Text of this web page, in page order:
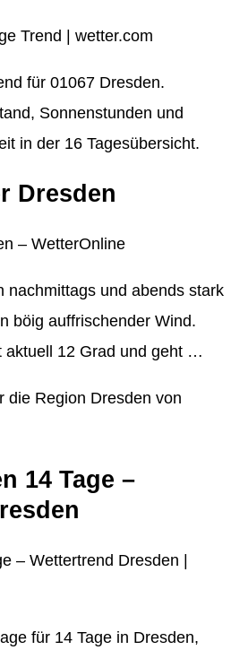
Trend | wetter.com
für 01067 Dresden.
Sonnenstunden und
in der 16 Tagesübersicht.
Dresden
– WetterOnline
nachmittags und abends stark
böig auffrischender Wind.
aktuell 12 Grad und geht …
die Region Dresden von
14 Tage –
– Wettertrend Dresden |
für 14 Tage in Dresden,